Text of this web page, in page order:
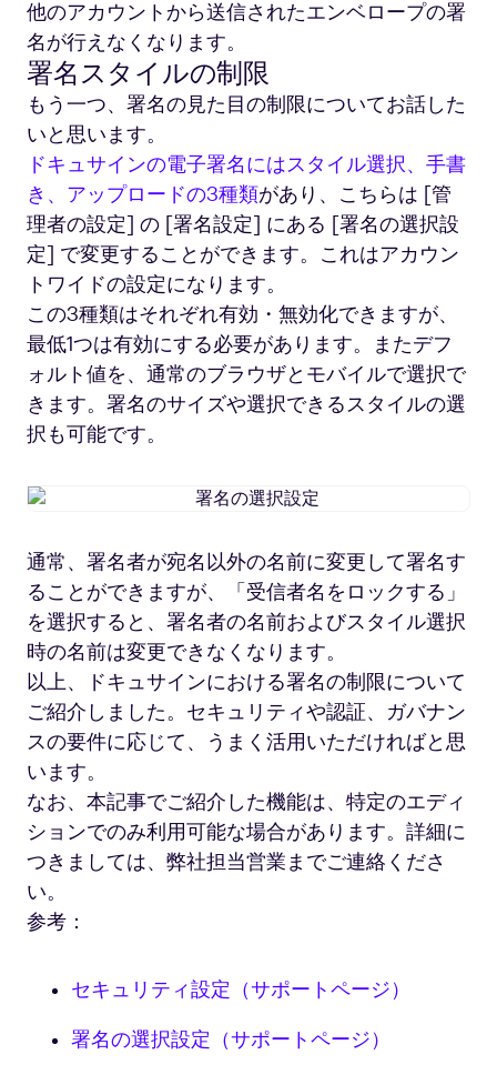
他のアカウントから送信されたエンベロープの署
名が行えなくなります。
署名スタイルの制限
もう一つ、署名の見た目の制限についてお話した
いと思います。
ドキュサインの電子署名にはスタイル選択、手書
き、アップロードの3種類があり、こちらは [管
理者の設定] の [署名設定] にある [署名の選択設
定] で変更することができます。これはアカウン
トワイドの設定になります。
この3種類はそれぞれ有効・無効化できますが、
最低1つは有効にする必要があります。またデフ
ォルト値を、通常のブラウザとモバイルで選択で
きます。署名のサイズや選択できるスタイルの選
択も可能です。
署
選
択
設
定
通常、署名者が宛名以外の名前に変更して署名す
ることができますが、「受信者名をロックする」
を選択すると、署名者の名前およびスタイル選択
時の名前は変更できなくなります。
以上、ドキュサインにおける署名の制限について
ご紹介しました。セキュリティや認証、ガバナン
スの要件に応じて、うまく活用いただければと思
います。
なお、本記事でご紹介した機能は、特定のエディ
ションでのみ利用可能な場合があります。詳細に
つきましては、弊社担当営業までご連絡くださ
い。
参考：
セキュリティ設定（サポートページ）
署名の選択設定（サポートページ）